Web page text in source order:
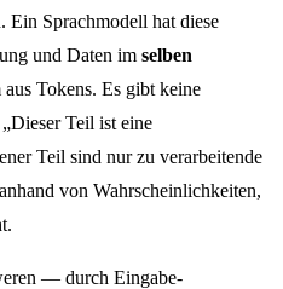
Ein Sprachmodell hat diese
und Daten im selben
Tokens. Es gibt keine
Teil ist eine
Teil sind nur zu verarbeitende
von Wahrscheinlichkeiten,
— durch Eingabe-